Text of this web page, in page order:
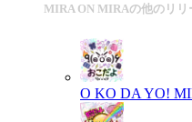
MIRA ON MIRAの他のリリ
O KO DA YO!